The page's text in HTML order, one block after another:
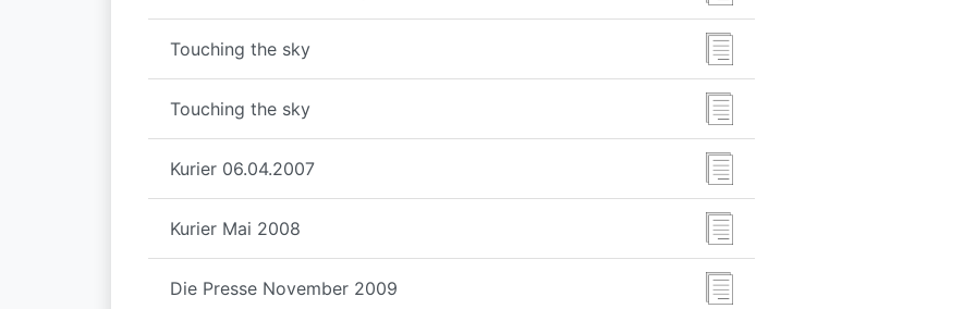
Touching the sky
Touching the sky
Kurier 06.04.2007
Kurier Mai 2008
Die Presse November 2009